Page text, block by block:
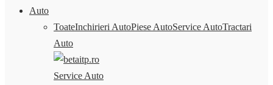
Auto
ToateInchirieri AutoPiese AutoService AutoTractari
Auto
Service Auto